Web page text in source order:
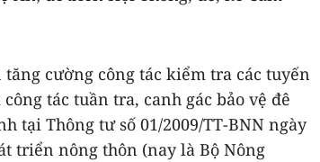
cường công tác kiểm tra các tuyến
tác tuần tra, canh gác bảo vệ đê
tại Thông tư số 01/2009/TT-BNN ngày
triển nông thôn (nay là Bộ Nông